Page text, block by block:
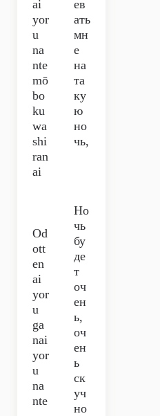
ai
yor
u
na
nte
mō
bo
ku
wa
shi
ran
ai
ев
ать
мн
е
на
та
ку
ю
но
чь,
Od
ott
en
ai
yor
u
ga
nai
yor
u
na
nte
Но
чь
бу
де
т
оч
ен
ь,
оч
ен
ь
ск
уч
но